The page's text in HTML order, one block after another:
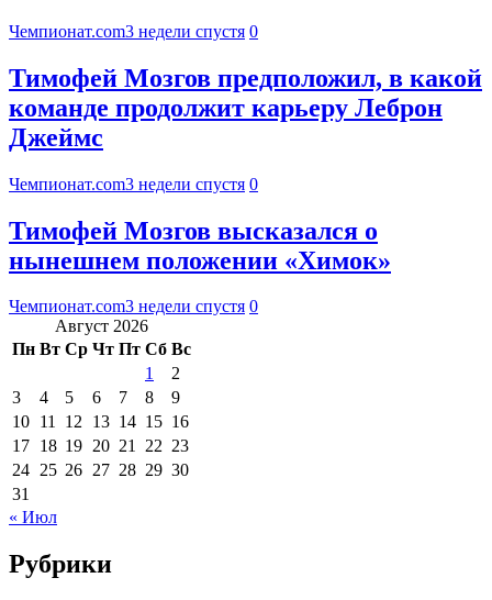
Чемпионат.com3 недели спустя 0
Тимофей Мозгов предположил, в какой
команде продолжит карьеру Леброн
Джеймс
Чемпионат.com3 недели спустя 0
Тимофей Мозгов высказался о
нынешнем положении «Химок»
Чемпионат.com3 недели спустя 0
Август 2026
Пн Вт Ср Чт Пт Сб Вс
1
2
3
4 5 6 7 8
9
10 11 12 13 14 15 16
17 18 19 20 21 22 23
24 25 26 27 28 29 30
31
« Июл
Рубрики